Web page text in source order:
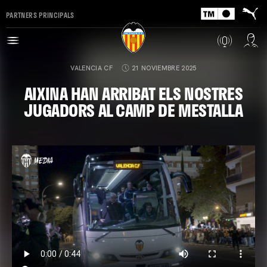
PARTNERS PRINCIPALS
VALENCIA CF 21 NOVIEMBRE 2025
AIXINA HAN ARRIBAT ELS NOSTRES
JUGADORS AL CAMP DE MESTALLA